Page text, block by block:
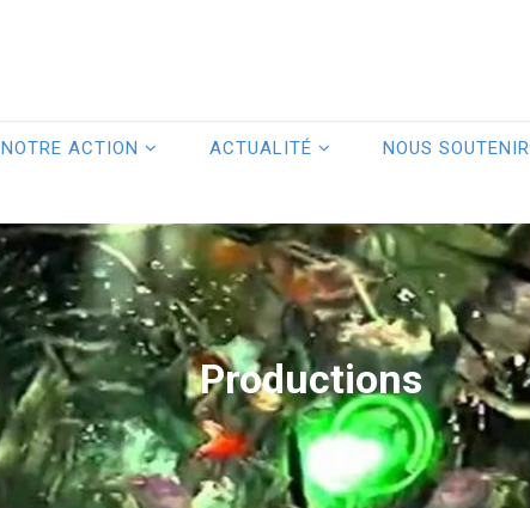
NOTRE ACTION ACTUALITÉ NOUS SOUTENIR
Productions